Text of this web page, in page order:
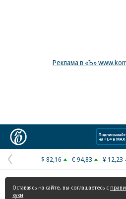
Реклама в «Ъ»
Предыдущая
страница
$ 82,16 € 94,83 ¥ 12,23
Оставаясь на сайте, вы соглашаетесь с
куки